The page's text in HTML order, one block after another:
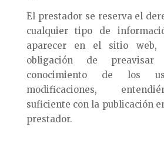
El prestador se reserva el
cualquier tipo de
aparecer en el sitio web,
obligación de
conocimiento de los
modificaciones,
suficiente con la publicación
prestador.